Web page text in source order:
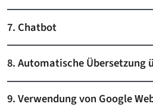
7. Chatbot
8. Automatische Übersetzung
9. Verwendung von Google